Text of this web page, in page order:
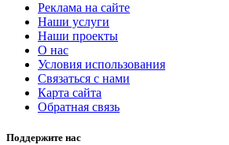
Реклама на сайте
Наши услуги
Наши проекты
О нас
Условия использования
Связаться с нами
Карта сайта
Обратная связь
Поддержите нас